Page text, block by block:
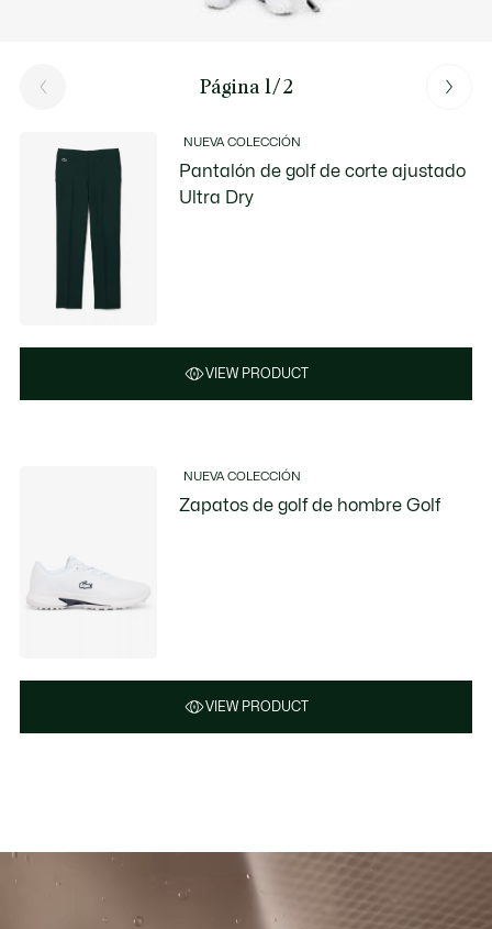
Página 1/2
NUEVA COLECCIÓN
Pantalón de golf de corte ajustado
Ultra Dry
VIEW PRODUCT
NUEVA COLECCIÓN
Zapatos de golf de hombre Golf
VIEW PRODUCT